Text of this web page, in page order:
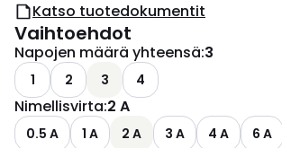
Katso tuotedokumentit
Vaihtoehdot
Napojen määrä yhteensä:3
1 2 3 4
Nimellisvirta:2 A
0.5 A 1 A 2 A 3 A 4 A 6 A